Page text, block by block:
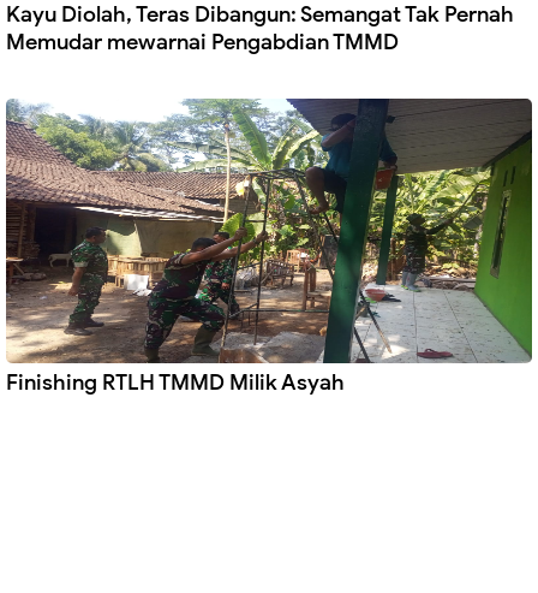
Kayu Diolah, Teras Dibangun: Semangat Tak Pernah
Memudar mewarnai Pengabdian TMMD
Finishing RTLH TMMD Milik Asyah